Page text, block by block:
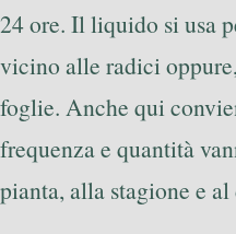
24 ore. Il liquido si usa
vicino alle radici
foglie. Anche qui
frequenza e quantità
pianta, alla stagione e